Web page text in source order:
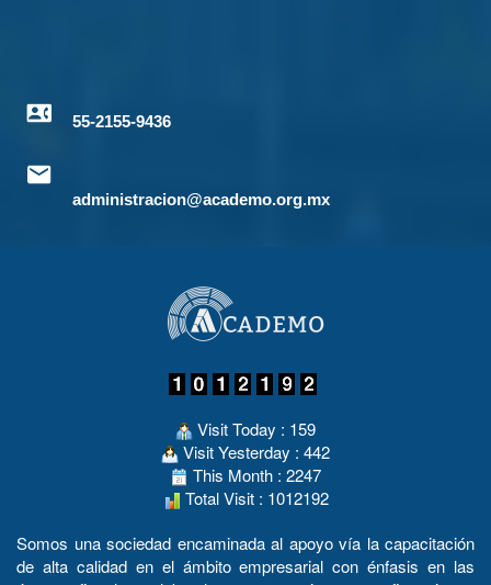
55-2155-9436
administracion@academo.org.mx
Visit Today : 159
Visit Yesterday : 442
This Month : 2247
Total Visit : 1012192
Somos una sociedad encaminada al apoyo vía la capacitación
de alta calidad en el ámbito empresarial con énfasis en las